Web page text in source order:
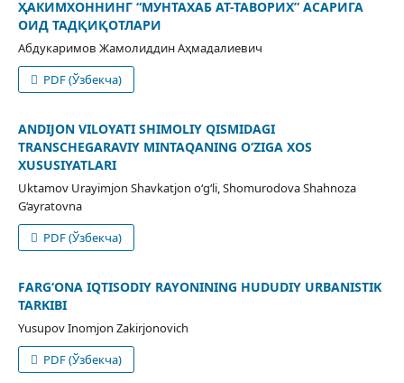
ҲАКИМХОННИНГ “МУНТАХАБ АТ-ТАВОРИХ” АСАРИГА
ОИД ТАДҚИҚОТЛАРИ
Абдукаримов Жамолиддин Аҳмадалиевич
PDF (Ўзбекча)
ANDIJON VILOYATI SHIMOLIY QISMIDAGI
TRANSCHEGARAVIY MINTAQANING O‘ZIGA XOS
XUSUSIYATLARI
Uktamov Urayimjon Shavkatjon o‘g‘li, Shomurodova Shahnoza
G‘ayratovna
PDF (Ўзбекча)
FARG‘ONA IQTISODIY RAYONINING HUDUDIY URBANISTIK
TARKIBI
Yusupov Inomjon Zakirjonovich
PDF (Ўзбекча)